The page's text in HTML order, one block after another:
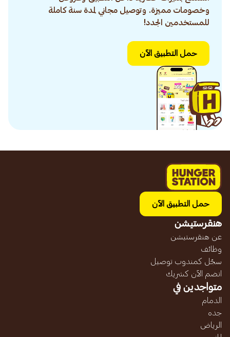
وخصومات مميزة. وتوصيل مجاني لمدة سنة كاملة
للمستخدمين الجدد!
حمل التطبيق الآن
حمل التطبيق الآن
هنقرستيشن
عن هنقرستيشن
وظائف
سجّل كمندوب توصيل
انضم الآن كشريك
متواجدين في
الدمام
جده
الرياض